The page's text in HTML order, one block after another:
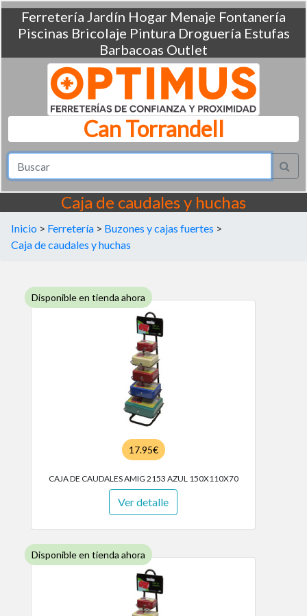
Ferretería Jardín Hogar Menaje Fontanería
Piscinas Bricolaje Pintura Droguería Estufas
Barbacoas Outlet
Can Torrandell
Caja de caudales y huchas
Inicio > Ferretería > Buzones y cajas fuertes >
Caja de caudales y huchas
Disponible en tienda ahora
17.95€
CAJA DE CAUDALES AMIG 2153 AZUL 150X110X70
Ver detalle
Disponible en tienda ahora